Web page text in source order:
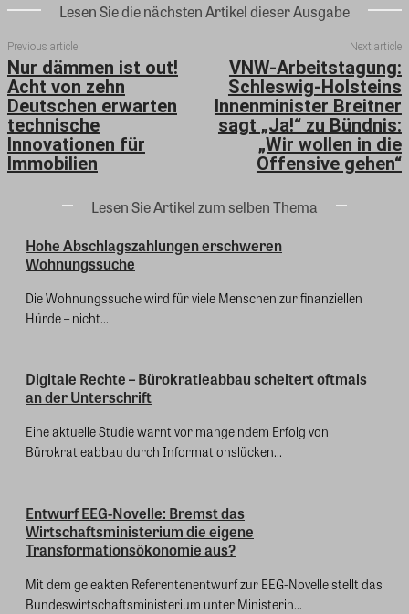
Lesen Sie die nächsten Artikel dieser Ausgabe
Previous article
Nur dämmen ist out!
Acht von zehn
Deutschen erwarten
technische
Innovationen für
Immobilien
Next article
VNW-Arbeitstagung:
Schleswig-Holsteins
Innenminister Breitner
sagt „Ja!“ zu Bündnis:
„Wir wollen in die
Offensive gehen“
Lesen Sie Artikel zum selben Thema
Hohe Abschlagszahlungen erschweren
Wohnungssuche
Die Wohnungssuche wird für viele Menschen zur finanziellen
Hürde – nicht...
Digitale Rechte – Bürokratieabbau scheitert oftmals
an der Unterschrift
Eine aktuelle Studie warnt vor mangelndem Erfolg von
Bürokratieabbau durch Informationslücken...
Entwurf EEG-Novelle: Bremst das
Wirtschaftsministerium die eigene
Transformationsökonomie aus?
Mit dem geleakten Referentenentwurf zur EEG-Novelle stellt das
Bundeswirtschaftsministerium unter Ministerin...